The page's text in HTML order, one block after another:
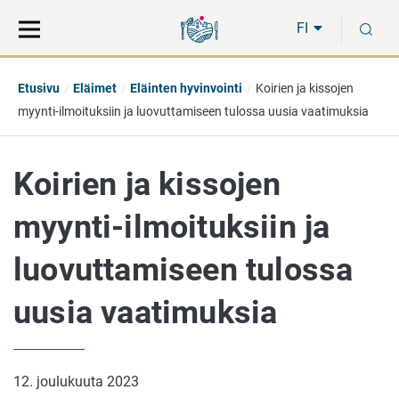
suoraan
sisältöön
koko
sivuston
FI
Etusivu Eläimet Eläinten hyvinvointi
Koirien ja kissojen
myynti-ilmoituksiin ja luovuttamiseen tulossa uusia vaatimuksia
Koirien ja kissojen
myynti-ilmoituksiin ja
luovuttamiseen tulossa
uusia vaatimuksia
12. joulukuuta 2023